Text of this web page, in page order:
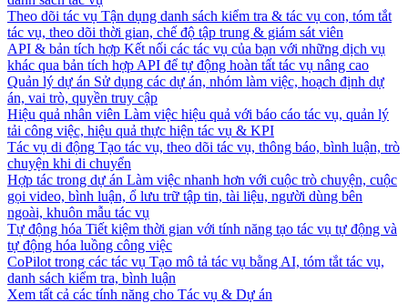
Theo dõi tác vụ Tận dụng danh sách kiểm tra & tác vụ con, tóm tắt
tác vụ, theo dõi thời gian, chế độ tập trung & giám sát viên
API & bản tích hợp Kết nối các tác vụ của bạn với những dịch vụ
khác qua bản tích hợp API để tự động hoàn tất tác vụ nâng cao
Quản lý dự án Sử dụng các dự án, nhóm làm việc, hoạch định dự
án, vai trò, quyền truy cập
Hiệu quả nhân viên Làm việc hiệu quả với báo cáo tác vụ, quản lý
tải công việc, hiệu quả thực hiện tác vụ & KPI
Tác vụ di động Tạo tác vụ, theo dõi tác vụ, thông báo, bình luận, trò
chuyện khi di chuyển
Hợp tác trong dự án Làm việc nhanh hơn với cuộc trò chuyện, cuộc
gọi video, bình luận, ổ lưu trữ tập tin, tài liệu, người dùng bên
ngoài, khuôn mẫu tác vụ
Tự động hóa Tiết kiệm thời gian với tính năng tạo tác vụ tự động và
tự động hóa luồng công việc
CoPilot trong các tác vụ Tạo mô tả tác vụ bằng AI, tóm tắt tác vụ,
danh sách kiểm tra, bình luận
Xem tất cả các tính năng cho Tác vụ & Dự án